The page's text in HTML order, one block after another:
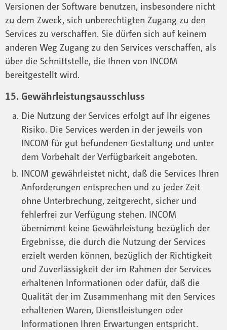
Versionen der Software benutzen, insbesondere nicht
zu dem Zweck, sich unberechtigten Zugang zu den
Services zu verschaffen. Sie dürfen sich auf keinem
anderen Weg Zugang zu den Services verschaffen, als
über die Schnittstelle, die Ihnen von INCOM
bereitgestellt wird.
15. Gewährleistungsausschluss
Die Nutzung der Services erfolgt auf Ihr eigenes
Risiko. Die Services werden in der jeweils von
INCOM für gut befundenen Gestaltung und unter
dem Vorbehalt der Verfügbarkeit angeboten.
INCOM gewährleistet nicht, daß die Services Ihren
Anforderungen entsprechen und zu jeder Zeit
ohne Unterbrechung, zeitgerecht, sicher und
fehlerfrei zur Verfügung stehen. INCOM
übernimmt keine Gewährleistung bezüglich der
Ergebnisse, die durch die Nutzung der Services
erzielt werden können, bezüglich der Richtigkeit
und Zuverlässigkeit der im Rahmen der Services
erhaltenen Informationen oder dafür, daß die
Qualität der im Zusammenhang mit den Services
erhaltenen Waren, Dienstleistungen oder
Informationen Ihren Erwartungen entspricht.